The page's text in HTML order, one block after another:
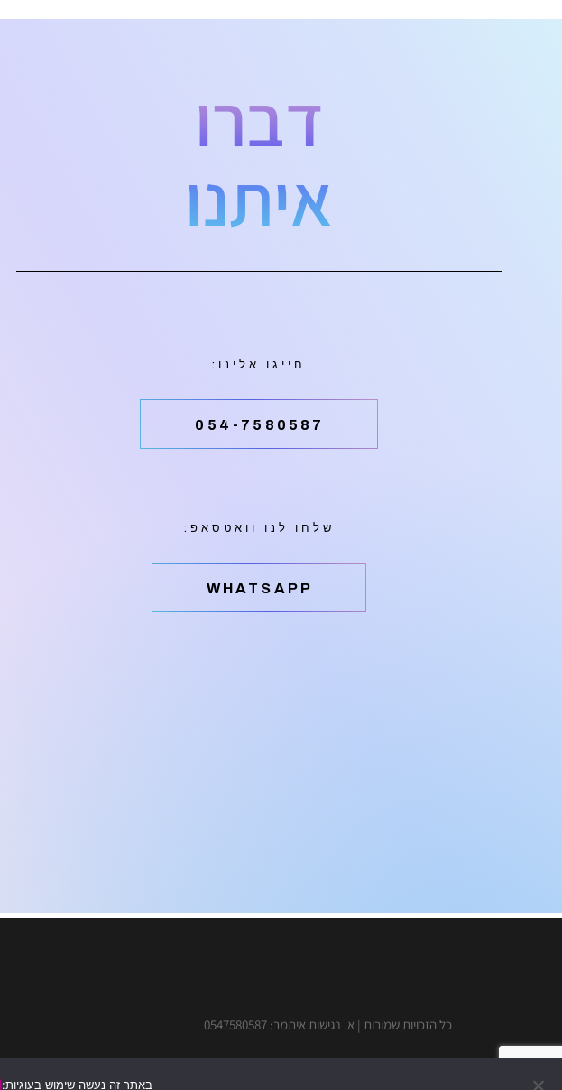
דברו
איתנו
חייגו אלינו:
054-7580587
שלחו לנו וואטסאפ:
‫WHATSAPP
כל הזכויות שמורות | א. נגישות איתמר: 0547580587
באתר זה נעשה שימוש בעוגיות: